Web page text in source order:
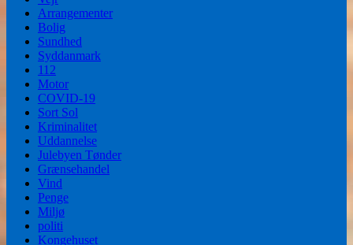
Arrangementer
Bolig
Sundhed
Syddanmark
112
Motor
COVID-19
Sort Sol
Kriminalitet
Uddannelse
Julebyen Tønder
Grænsehandel
Vind
Penge
Miljø
politi
Kongehuset